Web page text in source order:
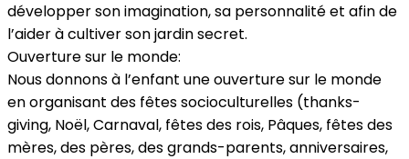
développer son imagination, sa personnalité et afin de
l’aider à cultiver son jardin secret.
Ouverture sur le monde:
Nous donnons à l’enfant une ouverture sur le monde
en organisant des fêtes socioculturelles (thanks-
giving, Noël, Carnaval, fêtes des rois, Pâques, fêtes des
mères, des pères, des grands-parents, anniversaires,